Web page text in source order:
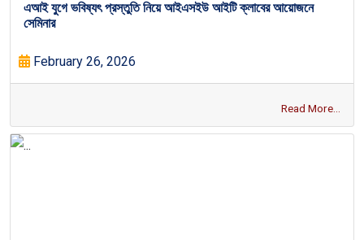
এআই যুগে ভবিষ্যৎ প্রস্তুতি নিয়ে আইএসইউ আইটি ক্লাবের আয়োজনে
সেমিনার
February 26, 2026
Read More...